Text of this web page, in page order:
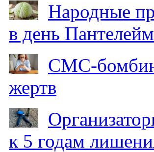
Народные
в день
СМС-
жертв
к 5 годам